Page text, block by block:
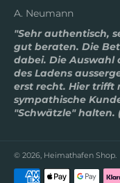
A. Neumann
"Sehr authentisch,
gut beraten. Die
dabei. Die Auswahl
des Ladens
erst recht. Hier trifft
sympathische
"Schwätzle" halten.
© 2026, Heimathafen Shop
Zahlungsmethoden